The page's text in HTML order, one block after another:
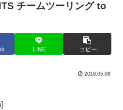
チームツーリング to
LINE コピー
2018.05.08